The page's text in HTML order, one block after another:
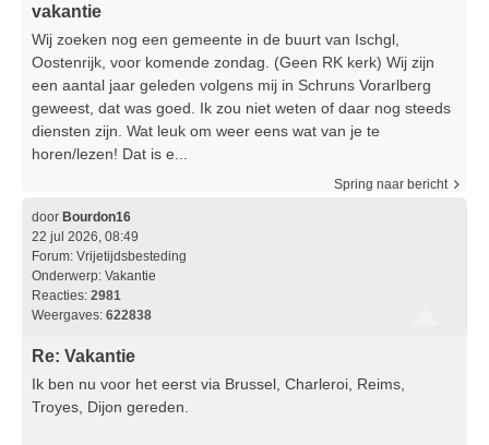
vakantie
Wij zoeken nog een gemeente in de buurt van Ischgl,
Oostenrijk, voor komende zondag. (Geen RK kerk) Wij zijn
een aantal jaar geleden volgens mij in Schruns Vorarlberg
geweest, dat was goed. Ik zou niet weten of daar nog steeds
diensten zijn. Wat leuk om weer eens wat van je te
horen/lezen! Dat is e...
Spring naar bericht
door Bourdon16
22 jul 2026, 08:49
Forum: Vrijetijdsbesteding
Onderwerp: Vakantie
Reacties: 2981
Weergaves: 622838
Re: Vakantie
Ik ben nu voor het eerst via Brussel, Charleroi, Reims,
Troyes, Dijon gereden.